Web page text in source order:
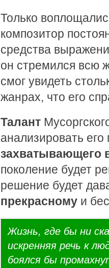
Только
композитор
средства
он стремился всю
смог увидеть
жанрах, что его
Талант
анализировать
захватывающего
поколение будет
решение будет
прекрасному и
Жизнь, где бы ни
искренняя речь к
боялся бы